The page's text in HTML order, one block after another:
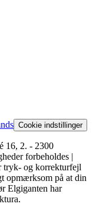
Cookie indstillinger
16, 2. - 2300
forbeholdes |
tryk- og korrekturfejl
opmærksom på at din
Elgiganten har